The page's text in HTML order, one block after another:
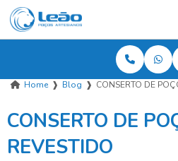
Home ❱ Blog ❱ CONSERTO DE
CONSERTO DE
REVESTIDO